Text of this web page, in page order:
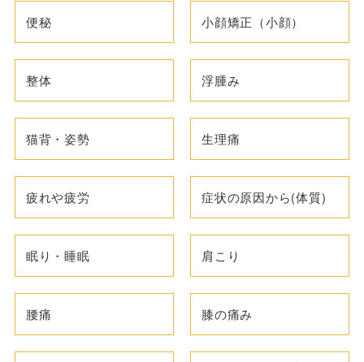
便秘 小顔矯正（小顔）
整体 浮腫み
猫背・姿勢 生理痛
疲れや疲労 症状の原因から(体質)
眠り・睡眠 肩こり
腰痛 膝の痛み